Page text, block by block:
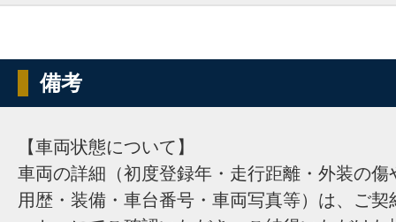
備考
【車両状態について】
車両の詳細（初度登録年・走行距離・外装の傷
用歴・装備・車台番号・車両写真等）は、ご